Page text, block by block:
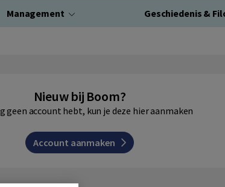
Management Geschiedenis &
Nieuw bij Boom?
geen account hebt, kun je deze hier aanmaken
Account aanmaken